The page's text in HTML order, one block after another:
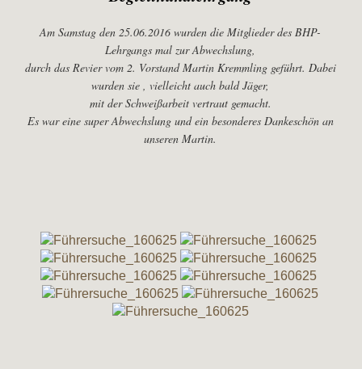
Am Samstag den 25.06.2016 wurden die Mitglieder des BHP-
Lehrgangs mal zur Abwechslung,
durch das Revier vom 2. Vorstand Martin Kremmling geführt. Dabei
wurden sie , vielleicht auch bald Jäger,
mit der Schweißarbeit vertraut gemacht.
Es war eine super Abwechslung und ein besonderes Dankeschön an
unseren Martin.